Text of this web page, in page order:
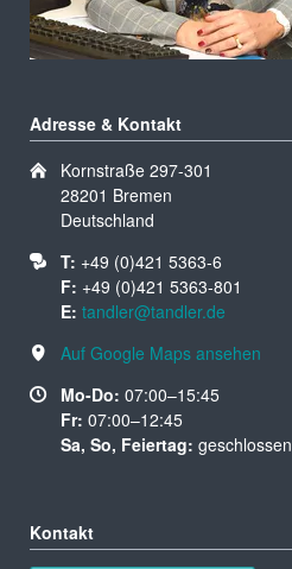
Adresse & Kontakt
Kornstraße 297-301
28201 Bremen
Deutschland
T: +49 (0)421 5363-6
F: +49 (0)421 5363-801
E: tandler@tandler.de
Auf Google Maps ansehen
Mo-Do: 07:00–15:45
Fr: 07:00–12:45
Sa, So, Feiertag: geschlossen
Kontakt